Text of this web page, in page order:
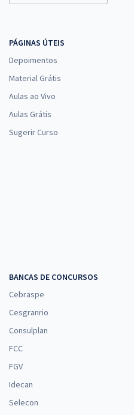
PÁGINAS ÚTEIS
Depoimentos
Material Grátis
Aulas ao Vivo
Aulas Grátis
Sugerir Curso
BANCAS DE CONCURSOS
Cebraspe
Cesgranrio
Consulplan
FCC
FGV
Idecan
Selecon